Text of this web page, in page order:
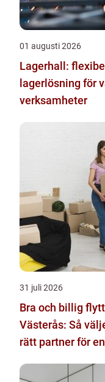
01 augusti 2026
Lagerhall: flexibel
lagerlösning för
verksamheter
31 juli 2026
Bra och billig
Västerås: Så
rätt partner för